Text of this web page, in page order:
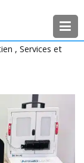
Services et